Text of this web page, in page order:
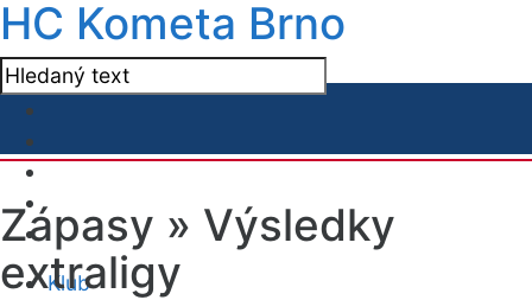
HC Kometa Brno
Klub
Zápasy » Výsledky
extraligy